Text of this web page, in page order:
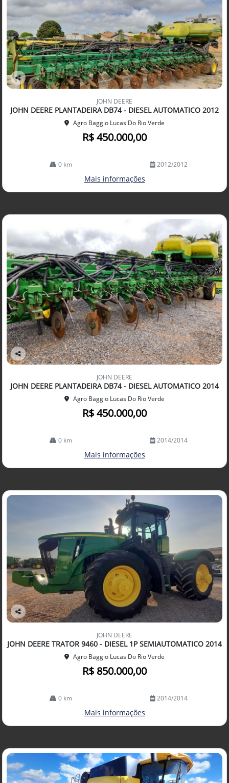
Co
arti
lhe
JOHN DEERE
JOHN DEERE PLANTADEIRA DB74 - DIESEL AUTOMATICO 2012
Agro Baggio Lucas Do Rio Verde
R$ 450.000,00
0 km 2012/2012
Mais informações
Co
arti
lhe
JOHN DEERE
JOHN DEERE PLANTADEIRA DB74 - DIESEL AUTOMATICO 2014
Agro Baggio Lucas Do Rio Verde
R$ 450.000,00
0 km 2014/2014
Mais informações
Co
arti
lhe
JOHN DEERE
JOHN DEERE TRATOR 9460 - DIESEL 1P SEMIAUTOMATICO 2014
Agro Baggio Lucas Do Rio Verde
R$ 850.000,00
0 km 2014/2014
Mais informações